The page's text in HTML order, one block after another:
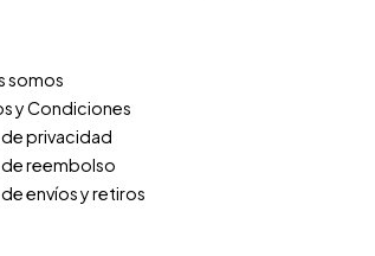
somos
y Condiciones
privacidad
reembolso
envíos y retiros